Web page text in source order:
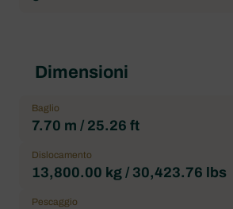
Dimensioni
Baglio
7.70 m / 25.26 ft
Dislocamento
13,800.00 kg / 30,423.76 lbs
Pescaggio